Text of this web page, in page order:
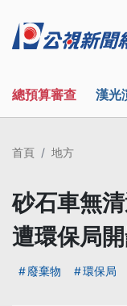
總預算審查 漢光
首頁 地方
砂石車無
遭環保局
廢棄物 環保局